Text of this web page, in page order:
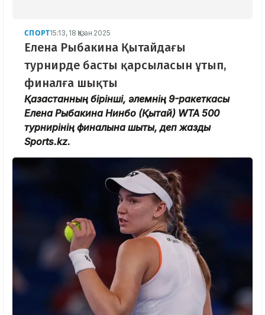
СПОРТ15:13, 18 Қазан 2025
Елена Рыбакина Қытайдағы
турнирде басты қарсыласын ұтып,
финалға шықты
Қазақстанның бірінші, әлемнің 9-ракеткасы
Елена Рыбакина Нинбо (Қытай) WTA 500
турнирінің финалына шықты, деп жазды
Sports.kz.